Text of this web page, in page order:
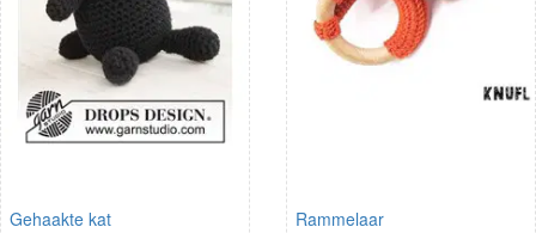
Gehaakte kat Rammelaar